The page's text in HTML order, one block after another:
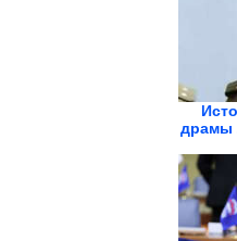
драмы